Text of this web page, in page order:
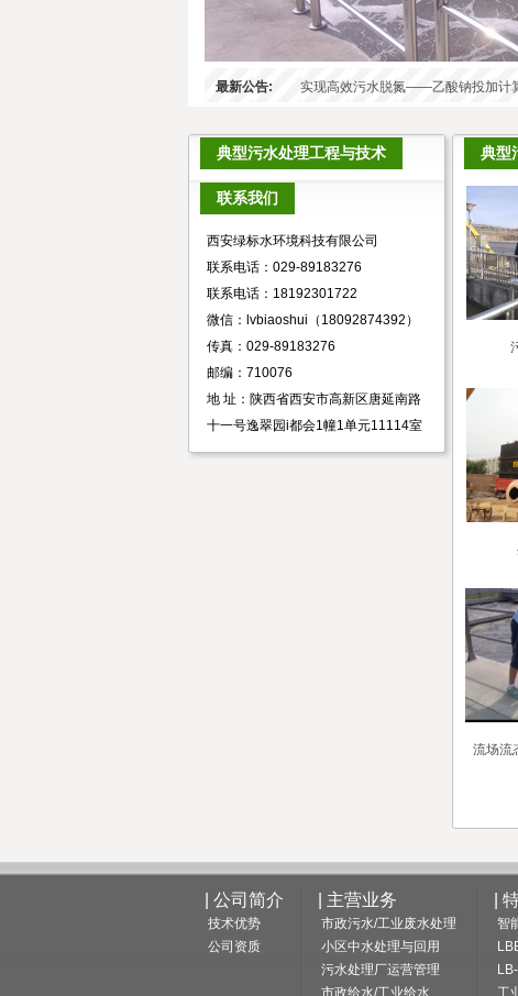
最新公告: 实现高效污水脱氮——乙酸钠投加计
典型污水处理工程与技术
联系我们
西安绿标水环境科技有限公司
联系电话：029-89183276
联系电话：18192301722
微信：lvbiaoshui（18092874392）
传真：029-89183276
邮编：710076
地 址：陕西省西安市高新区唐延南路
十一号逸翠园i都会1幢1单元11114室
典型
流场流
| 公司简介
技术优势
公司资质
| 主营业务
市政污水/工业废水处理
小区中水处理与回用
污水处理厂运营管理
市政给水/工业给水
|
智
工